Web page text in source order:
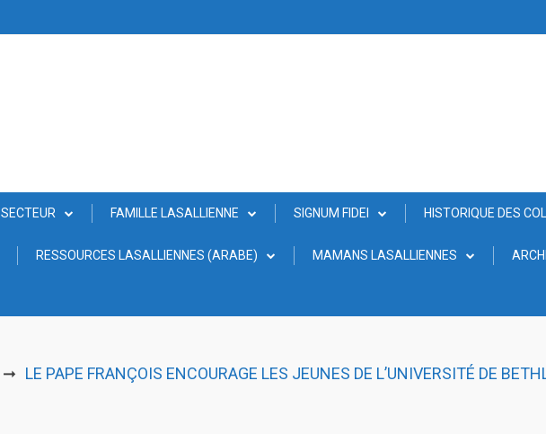
SECTEUR FAMILLE LASALLIENNE SIGNUM FIDEI HISTORIQUE DES
RESSOURCES LASALLIENNES (ARABE) MAMANS LASALLIENNES
➞ LE PAPE FRANÇOIS ENCOURAGE LES JEUNES DE L’UNIVERSITÉ DE